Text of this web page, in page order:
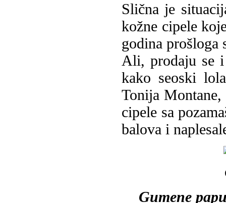
Slična je
kožne cipele
godina prošloga
Ali, prodaju se
kako seoski
Tonija Montane,
cipele sa
balova i
Gumene